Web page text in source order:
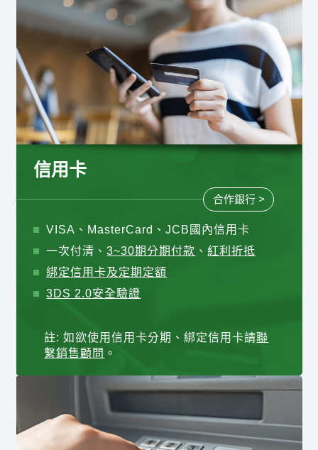
信用卡
合作銀行 >
VISA、MasterCard、JCB國內信用卡
一次付清、3~30期分期付款 、紅利折抵
綁定信用卡及定期定額
3DS 2.0安全驗證
註: 如欲使用信用卡分期、綁定信用卡請聯
繫銷售顧問 。